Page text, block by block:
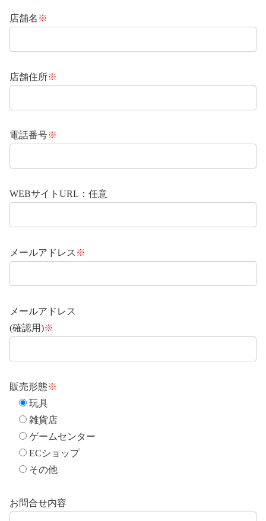
店舗名 ※
店舗住所※
電話番号※
WEBサイトURL：任意
メールアドレス ※
メールアドレス
(確認用)※
販売形態※
玩具
雑貨店
ゲームセンター
ECショップ
その他
お問合せ内容